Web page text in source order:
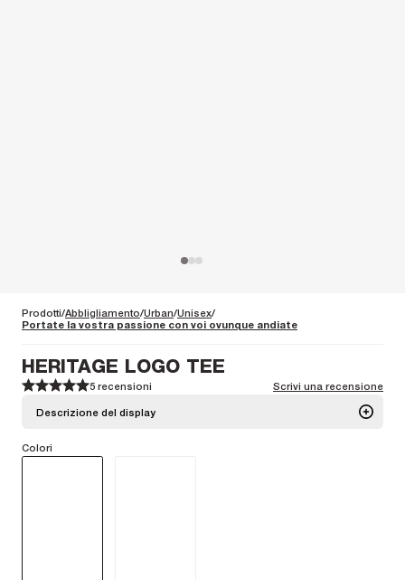
Prodotti Abbligliamento Urban Unisex
Portate la vostra passione con voi ovunque andiate
HERITAGE LOGO TEE
1 2 3 4 5
1 2 3 4 5 5 recensioni Scrivi una recensione
Descrizione del display
Una t-shirt girocollo in 100% cotone organico che offre comfort e stile
Colori